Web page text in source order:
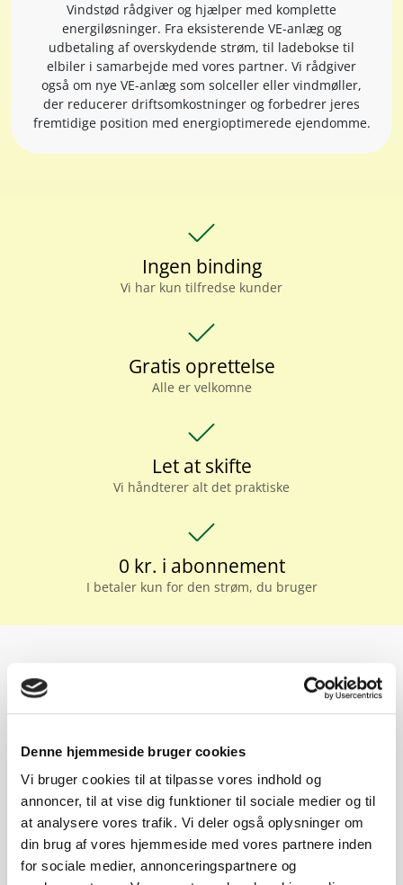
Denne hjemmeside bruger cookies
Vi bruger cookies til at tilpasse vores indhold og
annoncer, til at vise dig funktioner til sociale medier og til
at analysere vores trafik. Vi deler også oplysninger om
din brug af vores hjemmeside med vores partnere inden
for sociale medier, annonceringspartnere og
Vindstød rådgiver og hjælper med komplette
energiløsninger. Fra eksisterende VE-anlæg og
udbetaling af overskydende strøm, til ladebokse til
elbiler i samarbejde med vores partner. Vi rådgiver
også om nye VE-anlæg som solceller eller vindmøller,
der reducerer driftsomkostninger og forbedrer jeres
fremtidige position med energioptimerede ejendomme.
check
Ingen binding
Vi har kun tilfredse kunder
check
Gratis oprettelse
Alle er velkomne
check
Let at skifte
Vi håndterer alt det praktiske
check
0 kr. i abonnement
I betaler kun for den strøm, du bruger
CO₂ neutral strøm
Bedre for miljøet og godt for organisationen
CO₂ neutral strøm ifølge eldeklarationen er et vigtigt skridt i
den grønne omstilling i Danmark. Når I som
boligadministration vælger vindmøllestrøm fra Vindstød, er I
med til aktivt at reducere Danmarks samlede CO₂-udledning